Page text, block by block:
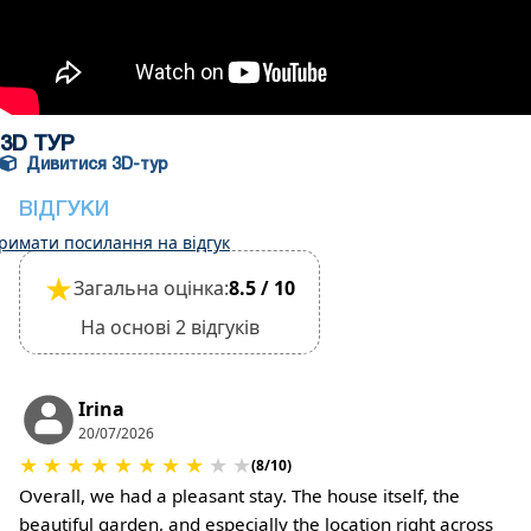
після перевірки загального стану будинку
У помешканні дозволено проживання з
невеликими домашніми тваринами, що
необхідно підтвердити під час бронювання.
заставу на випадок пошкодження майна)
3D ТУР
Дивитися 3D-тур
ВІДГУКИ
посилання на відгук
★Загальна оцінка:8.5 / 10
На основі 2 відгуків
Irina
20/07/2026
★ ★ ★ ★ ★ ★ ★ ★ ★ ★(8/10)
Overall, we had a pleasant stay. The house itself, the
beautiful garden, and especially the location right across